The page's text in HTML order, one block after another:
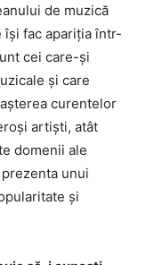
de muzică
fac apariția într-
cei care-și
și care
curentelor
artiști, atât
domenii ale
unui
și